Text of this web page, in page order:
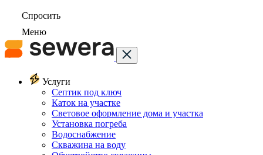
Спросить
Меню
Услуги
Септик под ключ
Каток на участке
Световое оформление дома и участка
Установка погреба
Водоснабжение
Скважина на воду